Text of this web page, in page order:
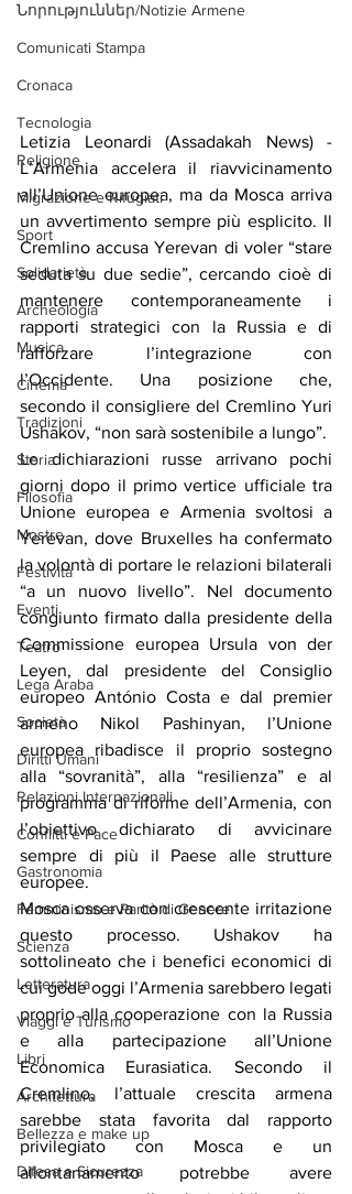
Նորություններ/Notizie Armene
Comunicati Stampa
Cronaca
Tecnologia
Religione
Migrazione e Rifugiati
Sport
Solidarietà
Archeologia
Musica
Cinema
Tradizioni
Storia
Filosofia
Mostre
Festività
Eventi
Teatro
Lega Araba
Società
Diritti Umani
Relazioni Internazionali
Conflitti e Pace
Gastronomia
Femminismo e Parità di Genere
Scienza
Letteratura
Viaggi e Turismo
Libri
Architettura
Bellezza e make up
Difesa e Sicurezza
Letizia Leonardi (Assadakah News) -
L’Armenia accelera il riavvicinamento
all’Unione europea, ma da Mosca arriva
un avvertimento sempre più esplicito. Il
Cremlino accusa Yerevan di voler “stare
seduta su due sedie”, cercando cioè di
mantenere contemporaneamente i
rapporti strategici con la Russia e di
rafforzare l’integrazione con
l’Occidente. Una posizione che,
secondo il consigliere del Cremlino Yuri
Ushakov, “non sarà sostenibile a lungo”.
Le dichiarazioni russe arrivano pochi
giorni dopo il primo vertice ufficiale tra
Unione europea e Armenia svoltosi a
Yerevan, dove Bruxelles ha confermato
la volontà di portare le relazioni bilaterali
“a un nuovo livello”. Nel documento
congiunto firmato dalla presidente della
Commissione europea Ursula von der
Leyen, dal presidente del Consiglio
europeo António Costa e dal premier
armeno Nikol Pashinyan, l’Unione
europea ribadisce il proprio sostegno
alla “sovranità”, alla “resilienza” e al
programma di riforme dell’Armenia, con
l’obiettivo dichiarato di avvicinare
sempre di più il Paese alle strutture
europee.
Mosca osserva con crescente irritazione
questo processo. Ushakov ha
sottolineato che i benefici economici di
cui gode oggi l’Armenia sarebbero legati
proprio alla cooperazione con la Russia
e alla partecipazione all’Unione
Economica Eurasiatica. Secondo il
Cremlino, l’attuale crescita armena
sarebbe stata favorita dal rapporto
privilegiato con Mosca e un
allontanamento potrebbe avere